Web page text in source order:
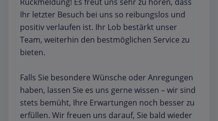
Ihr letzter Besuch bei uns so reibungslos und
positiv verlaufen ist. Ihr Lob bestärkt unser
Team, weiterhin den bestmöglichen Service zu
bieten.
Falls Sie besondere Wünsche oder Anregungen
haben, lassen Sie es uns gerne wissen – wir sind
stets bemüht, Ihre Erwartungen noch besser zu
erfüllen. Wir freuen uns darauf, Sie bald wieder